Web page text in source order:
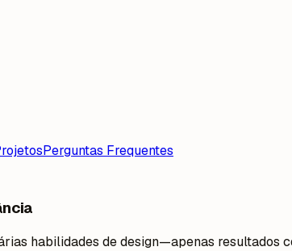
Perguntas Frequentes
habilidades de design—apenas resultados